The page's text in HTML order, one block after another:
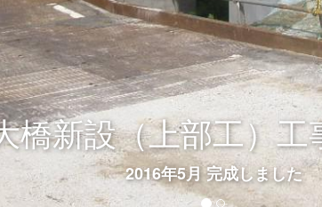
橋新設（上部工）工
2016年5月 完成しました